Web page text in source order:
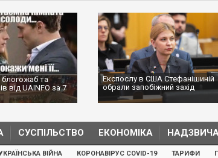
блогожаб та
від UAINFO за 7
Експослу в США Стефанішиній
обрали запобіжний захід
СУСПІЛЬСТВО ЕКОНОМІКА
ВІЙНА КОРОНАВІРУС COVID-19 ТАРИФИ